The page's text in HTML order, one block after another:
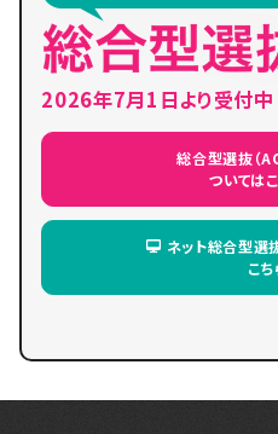
2026年7月1日より受付中
総合型選抜（
ついては
ネット総合型選
こち